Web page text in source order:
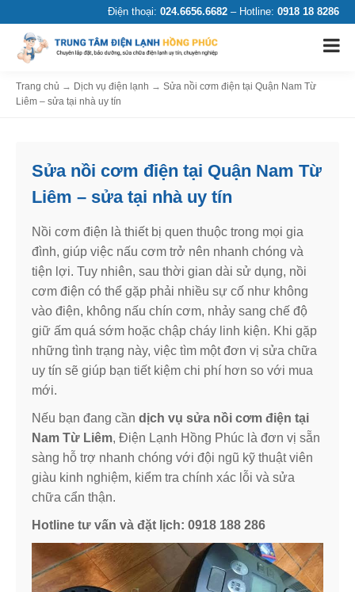
Điện thoại: 024.6656.6682 – Hotline: 0918 18 8286
Trang chủ → Dịch vụ điện lạnh → Sửa nồi cơm điện tại Quận Nam Từ
Liêm – sửa tại nhà uy tín
Sửa nồi cơm điện tại Quận Nam Từ
Liêm – sửa tại nhà uy tín
Nồi cơm điện là thiết bị quen thuộc trong mọi gia
đình, giúp việc nấu cơm trở nên nhanh chóng và
tiện lợi. Tuy nhiên, sau thời gian dài sử dụng, nồi
cơm điện có thể gặp phải nhiều sự cố như không
vào điện, không nấu chín cơm, nhảy sang chế độ
giữ ấm quá sớm hoặc chập cháy linh kiện. Khi gặp
những tình trạng này, việc tìm một đơn vị sửa chữa
uy tín sẽ giúp bạn tiết kiệm chi phí hơn so với mua
mới.
Nếu bạn đang cần dịch vụ sửa nồi cơm điện tại
Nam Từ Liêm, Điện Lạnh Hồng Phúc là đơn vị sẵn
sàng hỗ trợ nhanh chóng với đội ngũ kỹ thuật viên
giàu kinh nghiệm, kiểm tra chính xác lỗi và sửa
chữa cẩn thận.
Hotline tư vấn và đặt lịch: 0918 188 286